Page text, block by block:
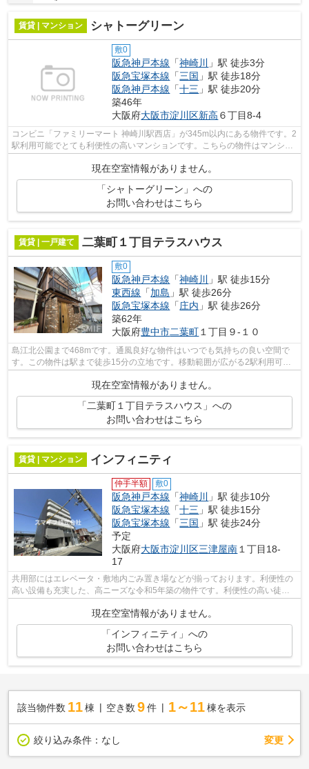
賃貸 | マンション シャトーグリーン
敷0
阪急神戸本線 「神崎川
」駅 徒歩3分
阪急宝塚本線 「三国 」駅 徒歩18分
阪急神戸本線 「十三 」駅 徒歩20分
築46年
大阪府大阪市淀川区新高 ６丁目8-4
コンビニ「ファミリーマート 神崎川駅西店」が345m以内にある物件です。2
駅利用可能でとても利便性の高いマンションです。こちらの物件はマンショ
ンです。徒歩3分の位置に駅がある物件...
現在空室情報がありません。
「シャトーグリーン」への
お問い合わせはこちら
賃貸 | 一戸建て 二葉町１丁目テラスハウス
敷0
阪急神戸本線 「神崎川
」駅 徒歩15分
東西線 「加島 」駅 徒歩26分
阪急宝塚本線 「庄内 」駅 徒歩26分
築62年
大阪府豊中市二葉町１丁目９-１０
島江北公園まで468mです。通風良好な物件はいつでも気持ちの良い空間で
す。この物件は駅まで徒歩15分の立地です。移動範囲が広がる2駅利用可能
現在空室情報がありません。
「二葉町１丁目テラスハウス」への
お問い合わせはこちら
賃貸 | マンション インフィニティ
仲手半額 敷0
阪急神戸本線 「神崎川
」駅 徒歩10分
阪急宝塚本線 「十三 」駅 徒歩15分
阪急宝塚本線 「三国 」駅 徒歩24分
予定
大阪府大阪市淀川区三津屋南 １丁目18-
17
共用部にはエレベータ・敷地内ごみ置き場などが揃っております。利便性の
高い設備も充実した、高ニーズな令和5年築の物件です。利便性の高い徒歩
現在空室情報がありません。
「インフィニティ」への
お問い合わせはこちら
該当物件数 11棟 空き数 9 件 1～11 棟を表示
絞り込み条件： なし 変更